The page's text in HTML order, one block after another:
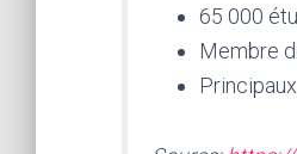
65 000
Membre